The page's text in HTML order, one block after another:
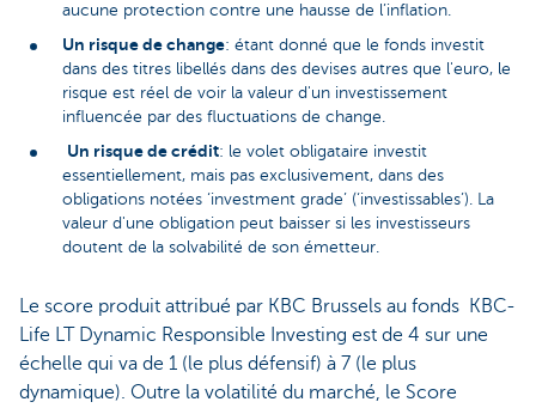
aucune protection contre une hausse de l’inflation.
Un risque de change: étant donné que le fonds investit
dans des titres libellés dans des devises autres que l'euro, le
risque est réel de voir la valeur d'un investissement
influencée par des fluctuations de change.
Un risque de crédit: le volet obligataire investit
essentiellement, mais pas exclusivement, dans des
obligations notées ‘investment grade’ (‘investissables’). La
valeur d'une obligation peut baisser si les investisseurs
doutent de la solvabilité de son émetteur.
Le score produit attribué par KBC Brussels au fonds KBC-
Life LT Dynamic Responsible Investing est de 4 sur une
échelle qui va de 1 (le plus défensif) à 7 (le plus
dynamique). Outre la volatilité du marché, le Score